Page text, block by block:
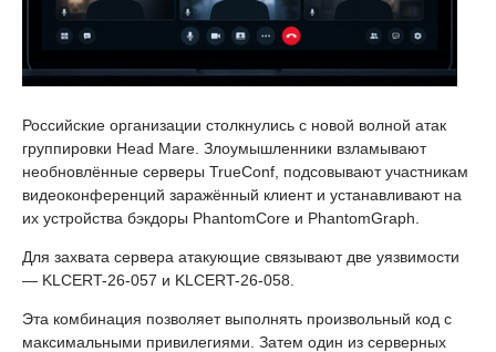
Российские организации столкнулись с новой волной атак
группировки Head Mare. Злоумышленники взламывают
необновлённые серверы TrueConf, подсовывают участникам
видеоконференций заражённый клиент и устанавливают на
их устройства бэкдоры PhantomCore и PhantomGraph.
Для захвата сервера атакующие связывают две уязвимости
— KLCERT-26-057 и KLCERT-26-058.
Эта комбинация позволяет выполнять произвольный код с
максимальными привилегиями. Затем один из серверных